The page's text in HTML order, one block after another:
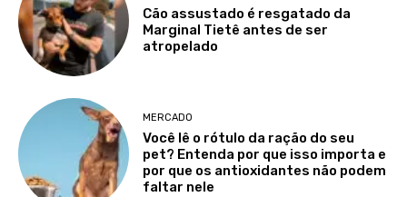
Cão assustado é resgatado da
Marginal Tietê antes de ser
atropelado
MERCADO
Você lê o rótulo da ração do seu
pet? Entenda por que isso importa e
por que os antioxidantes não podem
faltar nele